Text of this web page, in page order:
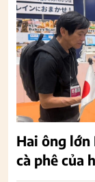
Hai ông lớn
cà phê của